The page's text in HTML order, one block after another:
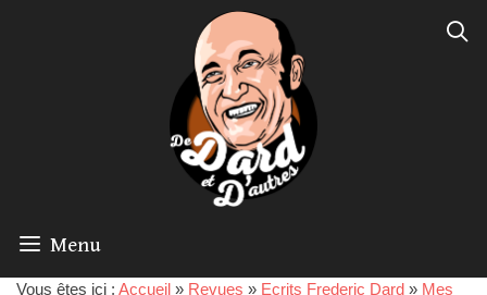
Menu
Vous êtes ici : Accueil » Revues » Ecrits Frederic Dard » Mes